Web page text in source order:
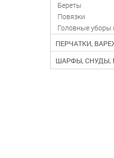
Береты
Повязки
Головные уборы
ПЕРЧАТКИ,
ШАРФЫ, СНУДЫ,